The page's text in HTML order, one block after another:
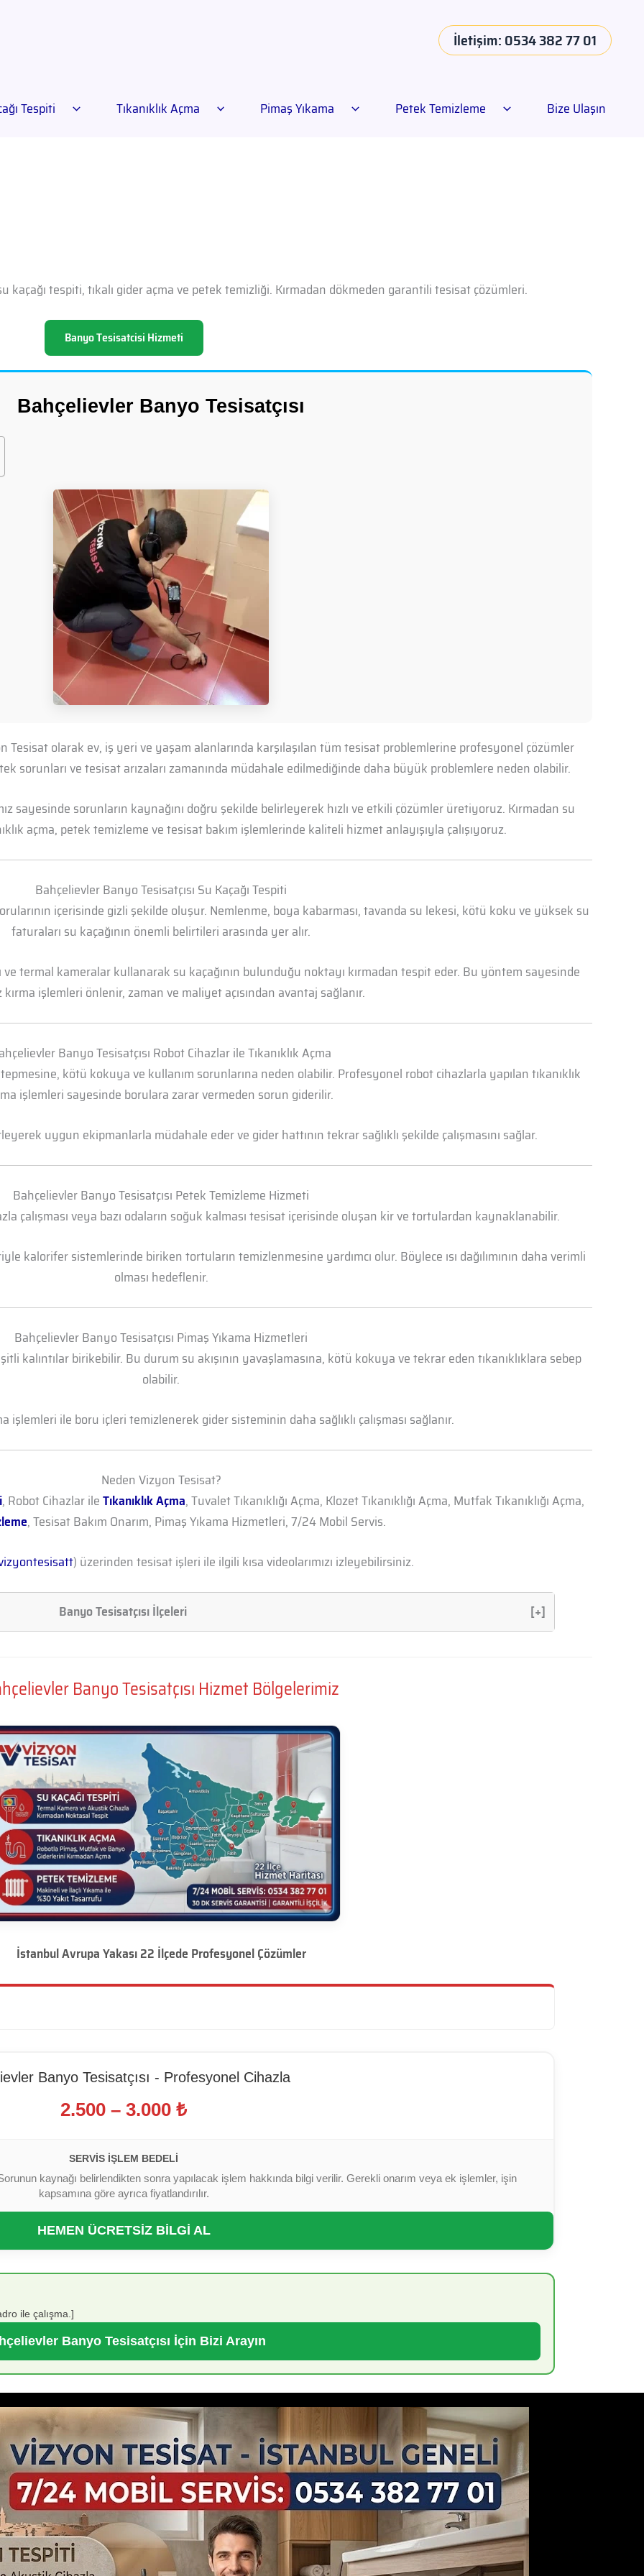
İletişim: 0534 382 77 01
Tespiti Tıkanıklık Açma Pimaş Yıkama Petek Temizleme Bize Ulaşın
kaçağı tespiti, tıkalı gider açma ve petek temizliği. Kırmadan dökmeden garantili tesisat çözümleri.
Banyo Tesisatcisi Hizmeti
Bahçelievler Banyo Tesisatçısı
Tesisat olarak ev, iş yeri ve yaşam alanlarında karşılaşılan tüm tesisat problemlerine profesyonel çözümler
sorunları ve tesisat arızaları zamanında müdahale edilmediğinde daha büyük problemlere neden olabilir.
sayesinde sorunların kaynağını doğru şekilde belirleyerek hızlı ve etkili çözümler üretiyoruz. Kırmadan su
açma, petek temizleme ve tesisat bakım işlemlerinde kaliteli hizmet anlayışıyla çalışıyoruz.
Bahçelievler Banyo Tesisatçısı Su Kaçağı Tespiti
içerisinde gizli şekilde oluşur. Nemlenme, boya kabarması, tavanda su lekesi, kötü koku ve yüksek su
faturaları su kaçağının önemli belirtileri arasında yer alır.
termal kameralar kullanarak su kaçağının bulunduğu noktayı kırmadan tespit eder. Bu yöntem sayesinde
işlemleri önlenir, zaman ve maliyet açısından avantaj sağlanır.
Banyo Tesisatçısı Robot Cihazlar ile Tıkanıklık Açma
kötü kokuya ve kullanım sorunlarına neden olabilir. Profesyonel robot cihazlarla yapılan tıkanıklık
işlemleri sayesinde borulara zarar vermeden sorun giderilir.
uygun ekipmanlarla müdahale eder ve gider hattının tekrar sağlıklı şekilde çalışmasını sağlar.
Bahçelievler Banyo Tesisatçısı Petek Temizleme Hizmeti
çalışması veya bazı odaların soğuk kalması tesisat içerisinde oluşan kir ve tortulardan kaynaklanabilir.
kalorifer sistemlerinde biriken tortuların temizlenmesine yardımcı olur. Böylece ısı dağılımının daha verimli
olması hedeflenir.
Bahçelievler Banyo Tesisatçısı Pimaş Yıkama Hizmetleri
kalıntılar birikebilir. Bu durum su akışının yavaşlamasına, kötü kokuya ve tekrar eden tıkanıklıklara sebep
olabilir.
işlemleri ile boru içleri temizlenerek gider sisteminin daha sağlıklı çalışması sağlanır.
Neden Vizyon Tesisat?
, Robot Cihazlar ileTıkanıklık Açma, Tuvalet Tıkanıklığı Açma, Klozet Tıkanıklığı Açma, Mutfak Tıkanıklığı Açma,
, Tesisat Bakım Onarım, Pimaş Yıkama Hizmetleri, 7/24 Mobil Servis.
) üzerinden tesisat işleri ile ilgili kısa videolarımızı izleyebilirsiniz.
Banyo Tesisatçısı İlçeleri [+]
Banyo Tesisatçısı Hizmet Bölgelerimiz
İstanbul Avrupa Yakası 22 İlçede Profesyonel Çözümler
Banyo Tesisatçısı - Profesyonel Cihazla
2.500 – 3.000 ₺
SERVIS İŞLEM BEDELI
kaynağı belirlendikten sonra yapılacak işlem hakkında bilgi verilir. Gerekli onarım veya ek işlemler, işin
kapsamına göre ayrıca fiyatlandırılır.
HEMEN ÜCRETSİZ BİLGİ AL
ile çalışma.]
Banyo Tesisatçısı İçin Bizi Arayın